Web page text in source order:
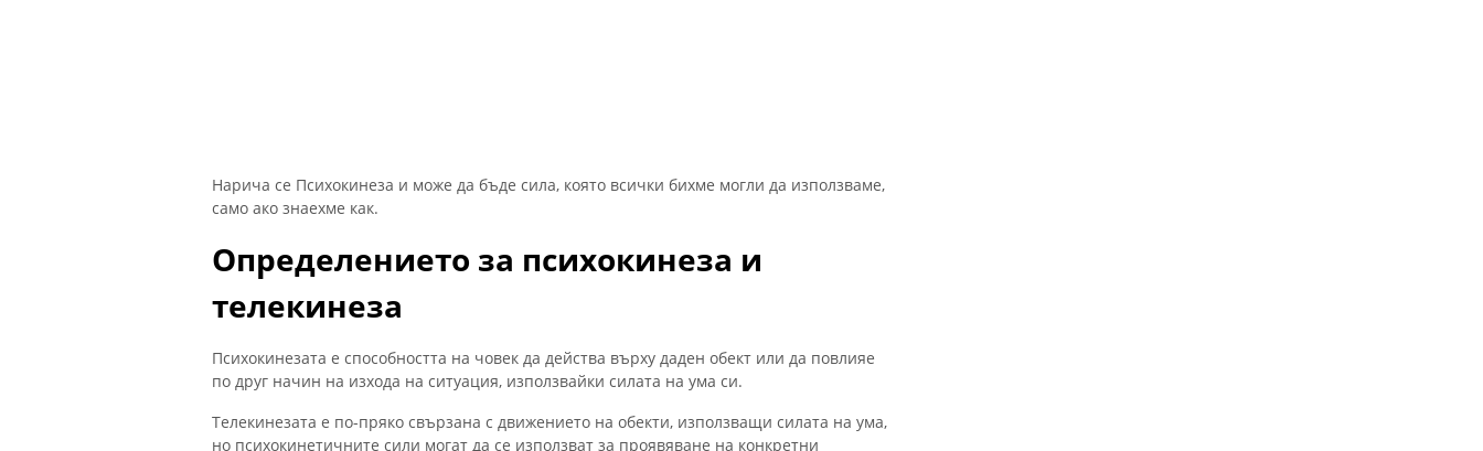
Нарича се Психокинеза и може да бъде сила, която всички бихме могли да използваме,
само ако знаехме как.
Определението за психокинеза и
телекинеза
Психокинезата е способността на човек да действа върху даден обект или да повлияе
по друг начин на изхода на ситуация, използвайки силата на ума си.
Телекинезата е по-пряко свързана с движението на обекти, използващи силата на ума,
но психокинетичните сили могат да се използват за проявяване на конкретни